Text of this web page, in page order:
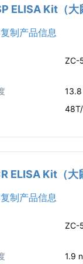
ELISA Kit（大
制产品信息
ZC-
13.8
ELISA Kit（大
制产品信息
ZC-
1.9